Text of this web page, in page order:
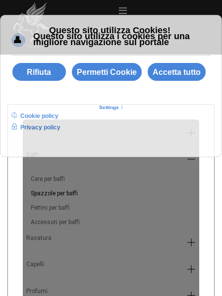
≡
Barba
Baffi
Cere per baffi
Spazzole per baffi
Pettini per baffi
Accessori per baffi
Rasatura
Capelli
Profumi